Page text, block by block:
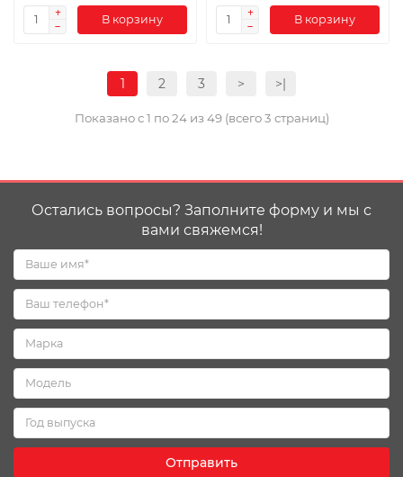
В корзину В корзину
1 2 3 > >|
Показано с 1 по 24 из 49 (всего 3 страниц)
Остались вопросы? Заполните форму и мы с
вами свяжемся!
Отправить